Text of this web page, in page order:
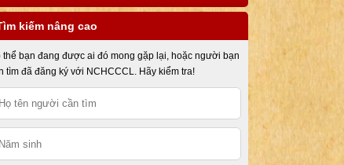
kiếm nâng cao
thể bạn đang được ai đó mong gặp lại, hoặc người bạn
tìm đã đăng ký với NCHCCCL. Hãy kiểm tra!